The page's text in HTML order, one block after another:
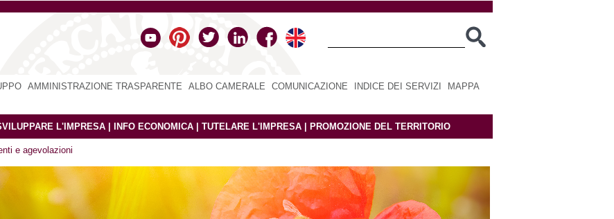
AMMINISTRAZIONE TRASPARENTE ALBO CAMERALE COMUNICAZIONE INDICE DEI SERVIZI MAPPA
L'IMPRESA INFO ECONOMICA TUTELARE L'IMPRESA PROMOZIONE DEL TERRITORIO
e agevolazioni